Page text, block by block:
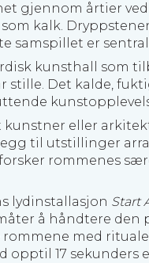
gjennom årtier
kalk.
samspillet er
kunsthall som
Det kalde,
eller
til utstillinger
rommenes
lydinstallasjon Start
å håndtere den
rommene med
17 sekunders